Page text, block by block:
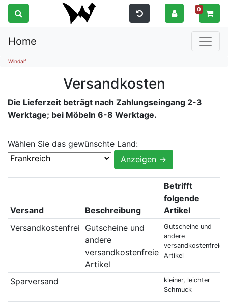
0
Home
Windalf
Versandkosten
Die Lieferzeit beträgt nach Zahlungseingang 2-3
Werktage; bei Möbeln 6-8 Werktage.
Wählen Sie das gewünschte Land:
Versand Beschreibung
Betrifft
folgende
Artikel
Versandkostenfrei Gutscheine und
andere
versandkostenfreie
Artikel
Gutscheine und
andere
versandkostenfreie
Artikel
Sparversand
kleiner, leichter
Schmuck